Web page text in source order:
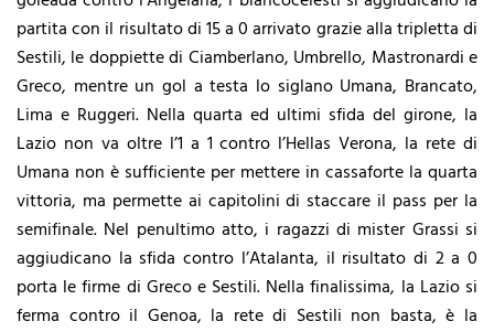
partita con il risultato di 15 a 0 arrivato grazie alla tripletta di
Sestili, le doppiette di Ciamberlano, Umbrello, Mastronardi e
Greco, mentre un gol a testa lo siglano Umana, Brancato,
Lima e Ruggeri. Nella quarta ed ultimi sfida del girone, la
Lazio non va oltre l’1 a 1 contro l’Hellas Verona, la rete di
Umana non è sufficiente per mettere in cassaforte la quarta
vittoria, ma permette ai capitolini di staccare il pass per la
semifinale. Nel penultimo atto, i ragazzi di mister Grassi si
aggiudicano la sfida contro l’Atalanta, il risultato di 2 a 0
porta le firme di Greco e Sestili. Nella finalissima, la Lazio si
ferma contro il Genoa, la rete di Sestili non basta, è la